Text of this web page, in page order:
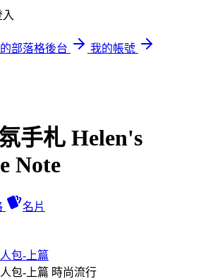
部落格後台
我的帳號
手札 Helen's
Note
名片
包-上篇
包-上篇 時尚流行